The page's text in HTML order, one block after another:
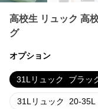
高校生 リュック 高
グ
オプション
31Lリュック ブラッ
31Lリュック 20-35L